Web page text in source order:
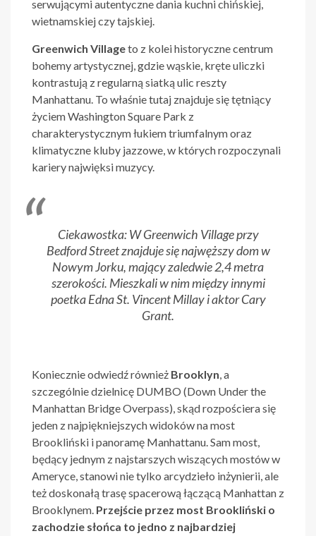
serwującymi autentyczne dania kuchni chińskiej,
wietnamskiej czy tajskiej.
Greenwich Villageto z kolei historyczne centrum
bohemy artystycznej, gdzie wąskie, kręte uliczki
kontrastują z regularną siatką ulic reszty
Manhattanu. To właśnie tutaj znajduje się tętniący
życiem Washington Square Park z
charakterystycznym łukiem triumfalnym oraz
klimatyczne kluby jazzowe, w których rozpoczynali
kariery najwięksi muzycy.
Ciekawostka: W Greenwich Village przy
Bedford Street znajduje się najwęższy dom w
Nowym Jorku, mający zaledwie 2,4 metra
szerokości. Mieszkali w nim między innymi
poetka Edna St. Vincent Millay i aktor Cary
Grant.
Koniecznie odwiedź również Brooklyn, a
szczególnie dzielnicę DUMBO (Down Under the
Manhattan Bridge Overpass), skąd rozpościera się
jeden z najpiękniejszych widoków na most
Brookliński i panoramę Manhattanu. Sam most,
będący jednym z najstarszych wiszących mostów w
Ameryce, stanowi nie tylko arcydzieło inżynierii, ale
też doskonałą trasę spacerową łączącą Manhattan z
Brooklynem. Przejście przez most Brookliński o
zachodzie słońca to jedno z najbardziej